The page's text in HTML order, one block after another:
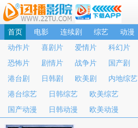
首页 电影 连续剧 综艺
动漫
动作片
喜剧片 爱情片
科幻片
恐怖片
剧情片 战争片
国产剧
港台剧
日韩剧 欧美剧
内地综艺
港台综艺
日韩综艺
欧美综艺
国产动漫
日韩动漫 欧美动漫